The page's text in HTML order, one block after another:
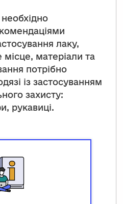
лаку,
місце, матеріали та
потрібно
із застосуванням
захисту:
рукавиці.